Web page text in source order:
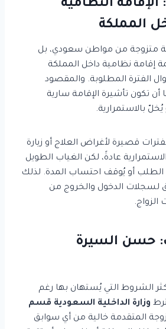
النظامية
المملكة
متزوجة من مواطن سعودي، بل
إقامة نظامية داخل المملكة
الفترة المطلوبة. والمقصود
أن تكون تأشيرة الإقامة سارية
بالاستمرارية.
قصيرة لأغراض العلاج أو زيارة
عادةً، لكن الغياب الطويل
أو يُوقف احتساب المدة. لذلك
لسجلات الدخول والخروج من
حسن السيرة
الشروط التي يُستهان بها رغم
وزارة الداخلية السعودية قسم
المتقدمة خالية من أي سوابق